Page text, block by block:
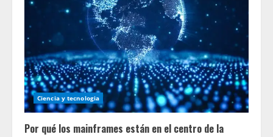
Ciencia y tecnologia
Por qué los mainframes están en el centro de la